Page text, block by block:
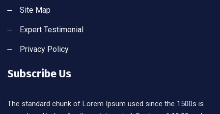
Site Map
Expert Testimonial
Privacy Policy
Subscribe Us
The standard chunk of Lorem Ipsum used since the 1500s is